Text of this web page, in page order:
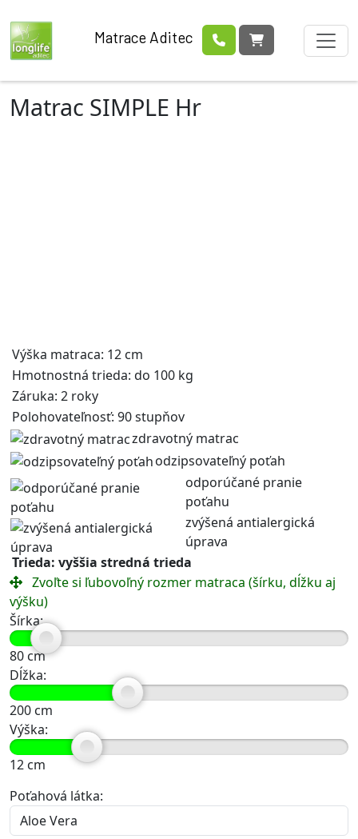
Matrace Aditec
Matrac SIMPLE Hr
Výška matraca: 12 cm
Hmotnostná trieda: do 100 kg
Záruka: 2 roky
Polohovateľnosť: 90 stupňov
zdravotný matrac
odzipsovateľný poťah
odporúčané pranie
poťahu
zvýšená antialergická
úprava
Trieda: vyššia stredná trieda
Zvoľte si ľubovoľný rozmer matraca (šírku, dĺžku aj
výšku)
Šírka:
80 cm
Dĺžka:
200 cm
Výška:
12 cm
Poťahová látka: